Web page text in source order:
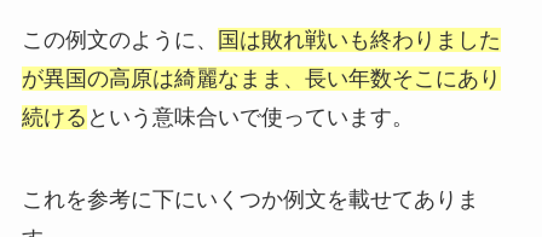
この例文のように、
国は敗れ戦いも終わりました
が異国の高原は綺麗なまま、長い年数そこにあり
続ける という意味合いで使っています。
これを参考に下にいくつか例文を載せてありま